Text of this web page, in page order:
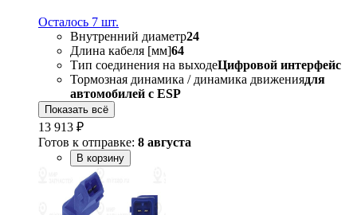
Осталось 7 шт.
Внутренний диаметр24
Длина кабеля [мм]64
Тип соединения на выходеЦифровой интерфейс
Тормозная динамика / динамика движениядля
автомобилей с ESP
Показать всё
13 913 ₽
Готов к отправке: 8 августа
В корзину